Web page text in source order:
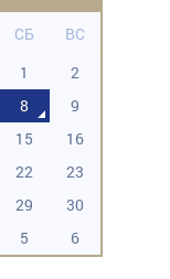
СБ
ВС
1
2
8
9
15
16
22
23
29
30
5 6